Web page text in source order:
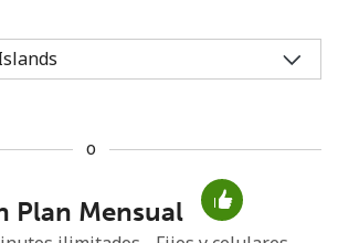
No se ha creado una contraseña
y una minúscula
o
Plan Mensual